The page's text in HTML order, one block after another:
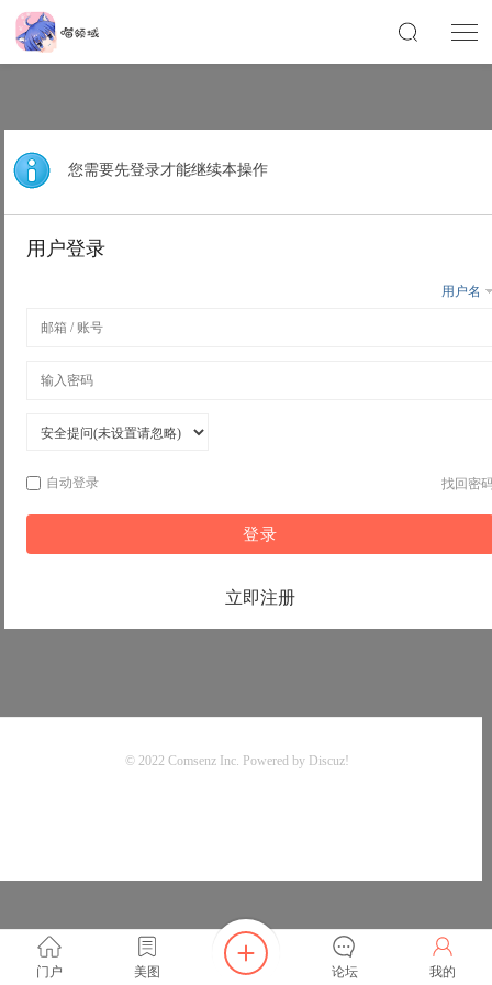
您需要先登录才能继续本操作
用户登录
用户名
自动登录 找回密
登录
立即注册
门户 美图 论坛 我的
© 2022Comsenz Inc. Powered by Discuz!